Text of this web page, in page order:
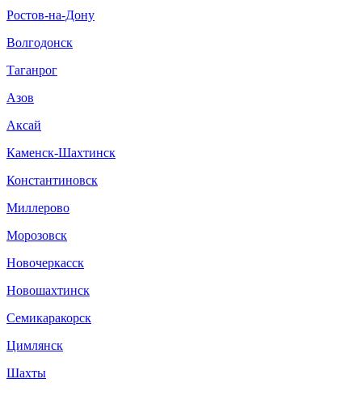
Ростов-на-Дону
Волгодонск
Таганрог
Азов
Аксай
Каменск-Шахтинск
Константиновск
Миллерово
Морозовск
Новочеркасск
Новошахтинск
Семикаракорск
Цимлянск
Шахты